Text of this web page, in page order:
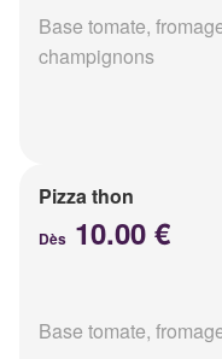
Base tomate,
champignons
Pizza thon
Dès 10.00 €
Base tomate,